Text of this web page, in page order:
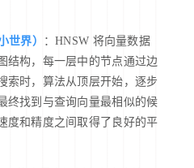
世界）
：HNSW 将向量数据
结构，每一层中的节点通过边
索时，算法从顶层开始，逐步
终找到与查询向量最相似的候
度和精度之间取得了良好的平